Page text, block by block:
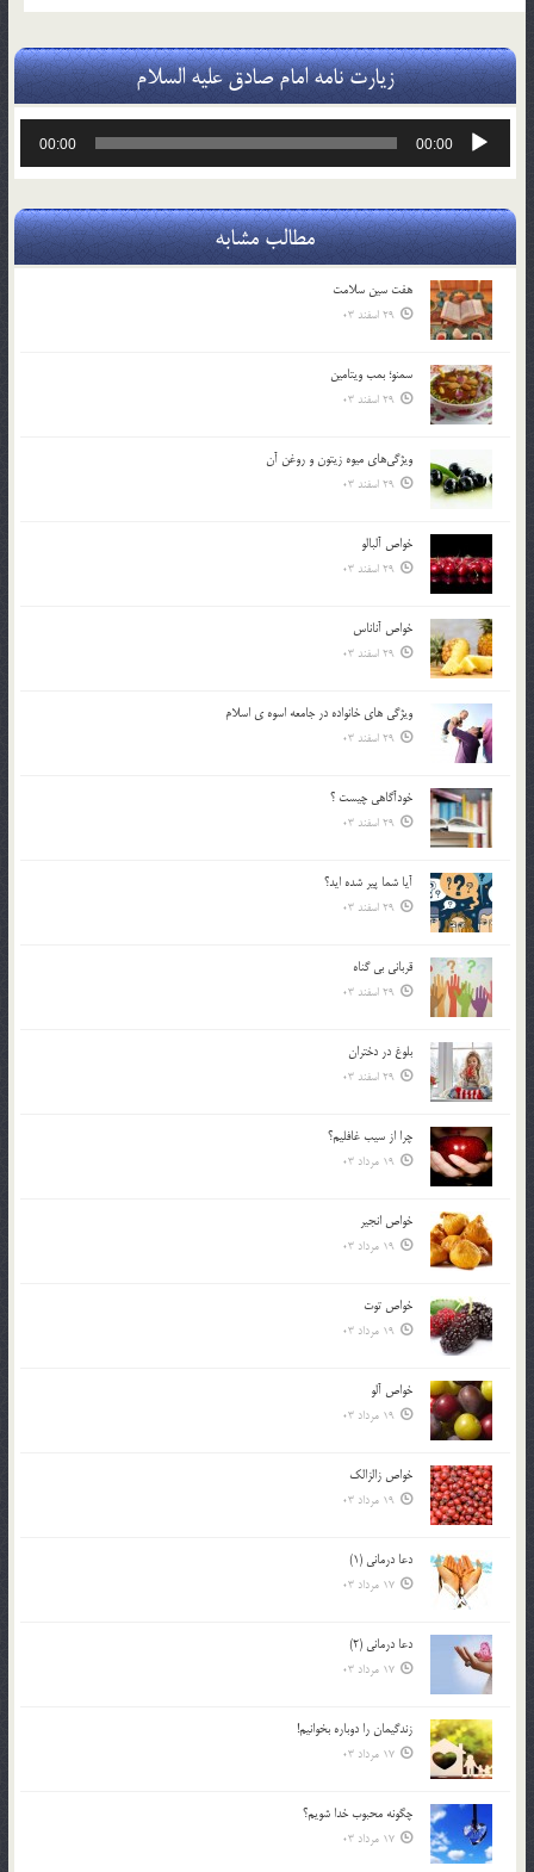
زیارت نامه امام صادق علیه السلام
پخش‌کننده
00:00
00:00
مطالب مشابه
هفت سين سلامت
29 اسفند 03
سمنو؛ بمب ويتامين
29 اسفند 03
ويژگي‌هاي ميوه زيتون و روغن آن
29 اسفند 03
خواص آلبالو
29 اسفند 03
خواص آناناس
29 اسفند 03
ويژگي هاي خانواده در جامعه اسوه ي اسلام
29 اسفند 03
خودآگاهى چيست ؟
29 اسفند 03
آیا شما پیر شده اید؟
29 اسفند 03
قرباني بي گناه
29 اسفند 03
بلوغ در دختران
29 اسفند 03
چرا از سيب غافليم؟
19 مرداد 03
خواص انجير
19 مرداد 03
خواص توت
19 مرداد 03
خواص آلو
19 مرداد 03
خواص زالزالک
19 مرداد 03
دعا درمانی (1)
17 مرداد 03
دعا درمانی (2)
17 مرداد 03
زندگيمان را دوباره بخوانيم!
17 مرداد 03
چگونه محبوب خدا شويم؟
17 مرداد 03